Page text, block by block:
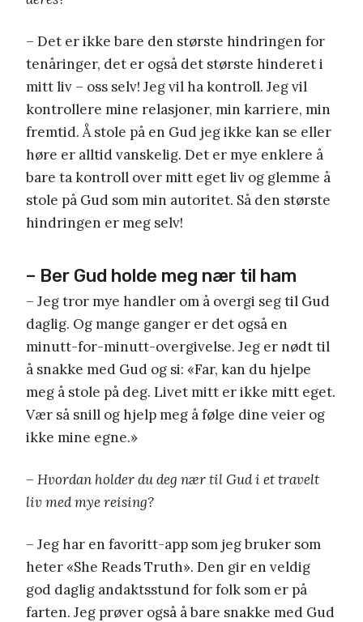
– Det er ikke bare den største hindringen for
tenåringer, det er også det største hinderet i
mitt liv – oss selv! Jeg vil ha kontroll. Jeg vil
kontrollere mine relasjoner, min karriere, min
fremtid. Å stole på en Gud jeg ikke kan se eller
høre er alltid vanskelig. Det er mye enklere å
bare ta kontroll over mitt eget liv og glemme å
stole på Gud som min autoritet. Så den største
hindringen er meg selv!
– Ber Gud holde meg nær til ham
– Jeg tror mye handler om å overgi seg til Gud
daglig. Og mange ganger er det også en
minutt-for-minutt-overgivelse. Jeg er nødt til
å snakke med Gud og si: «Far, kan du hjelpe
meg å stole på deg. Livet mitt er ikke mitt eget.
Vær så snill og hjelp meg å følge dine veier og
ikke mine egne.»
– Hvordan holder du deg nærtil Gudi et travelt
liv med mye reising?
– Jeg har en favoritt-app som jeg bruker som
heter «She Reads Truth». Den gir en veldig
god daglig andaktsstund for folk som er på
farten. Jeg prøver også å bare snakke med Gud